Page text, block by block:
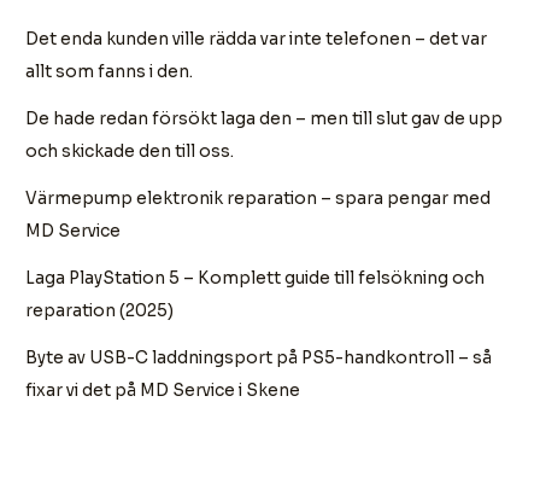
Det enda kunden ville rädda var inte telefonen – det var
allt som fanns i den.
De hade redan försökt laga den – men till slut gav de upp
och skickade den till oss.
Värmepump elektronik reparation – spara pengar med
MD Service
Laga PlayStation 5 – Komplett guide till felsökning och
reparation (2025)
Byte av USB-C laddningsport på PS5-handkontroll – så
fixar vi det på MD Service i Skene